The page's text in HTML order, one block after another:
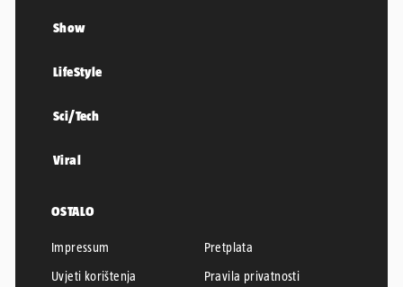
Show
LifeStyle
Sci/Tech
Viral
OSTALO
Impressum
Pretplata
Uvjeti korištenja
Pravila privatnosti